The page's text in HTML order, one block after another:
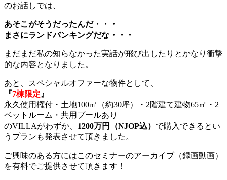
のお話しでは、
あそこがそうだったんだ・・・
まさにランドバンキングだな・・・
まだまだ私の知らなかった実話が飛び出したりとかなり衝撃
的な内容となりました。
あと、スペシャルオファーな物件として、
『7棟限定 』
永久使用権付・土地100㎡（約30坪）・2階建て建物65㎡・2
ベットルーム・共用プールあり
のVILLAがわずか、 1200万円（NJOP込） で購入できるとい
うプランも発表させて頂きました。
ご興味のある方にはこのセミナーのアーカイブ（録画動画）
を有料でご提供させて頂きます！